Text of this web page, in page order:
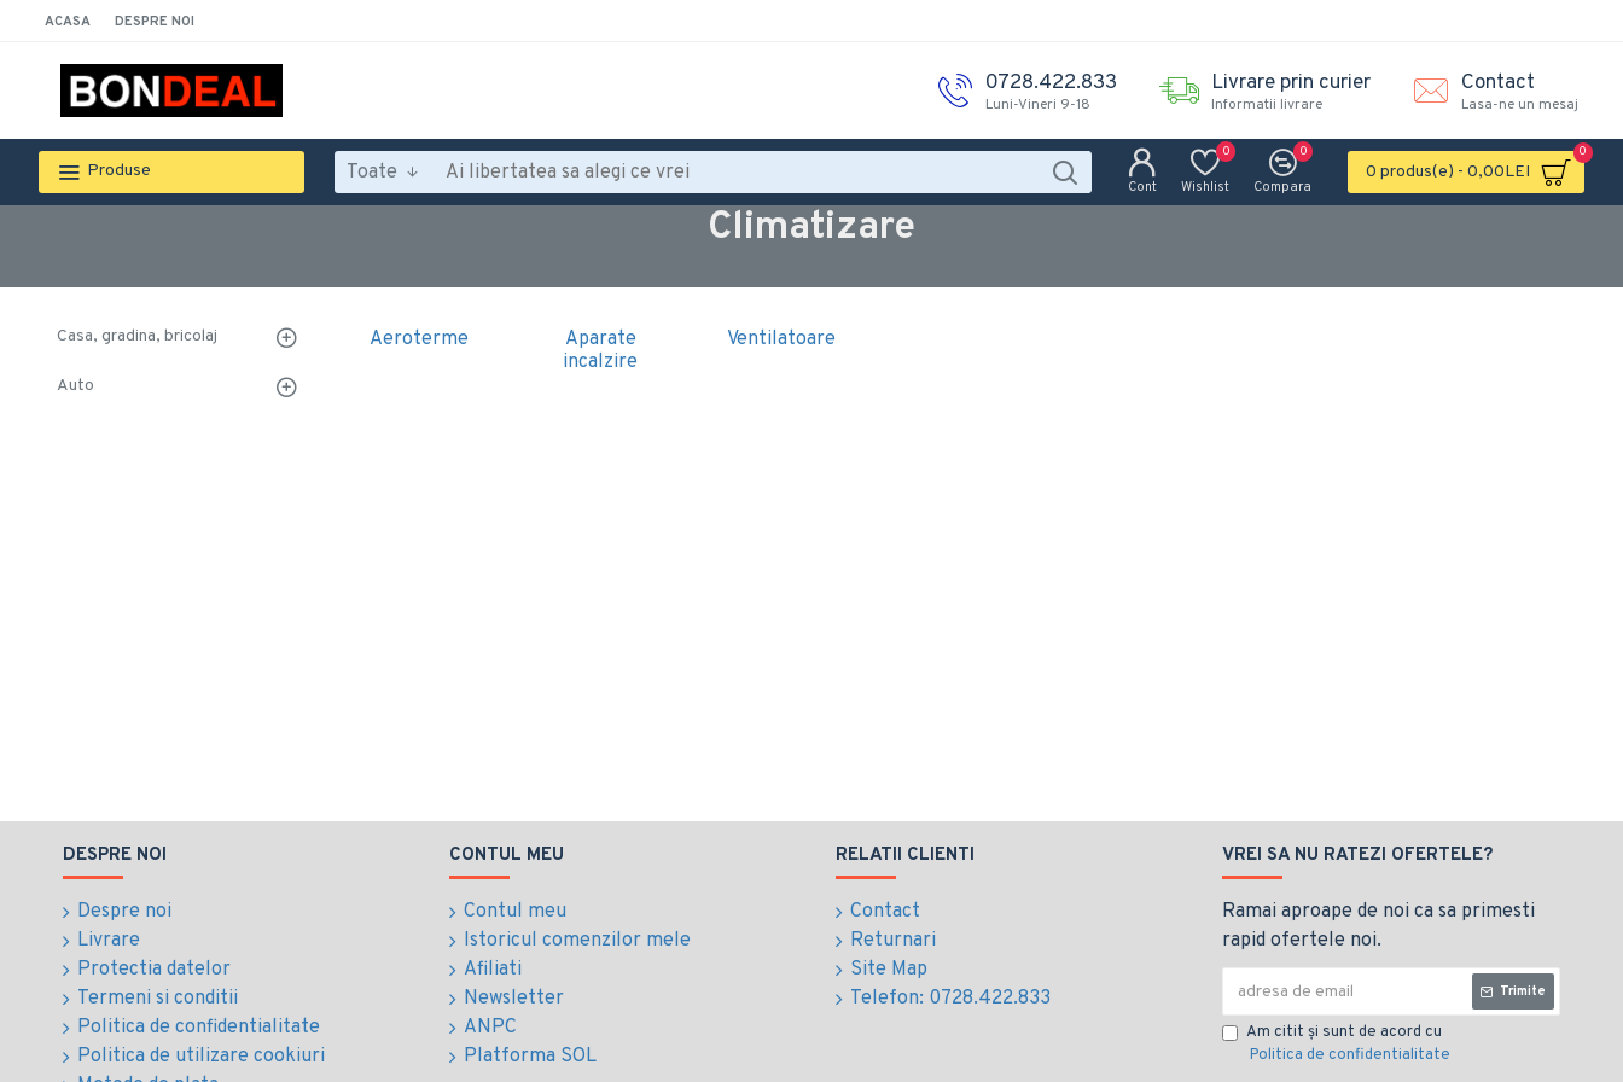
ACASA DESPRE NOI
0728.422.833
Luni-Vineri 9-18
Livrare prin curier
Informatii livrare
Contact
Lasa-ne un mesaj
Produse Toate
Cont Wishlist
0
Compara
0
0 produs(e) - 0,00LEI
0
Climatizare
Casa, gradina, bricolaj
Auto
Aeroterme
Aparate
incalzire
Ventilatoare
DESPRE NOI
Despre noi
Livrare
Protectia datelor
Termeni si conditii
Politica de confidentialitate
Politica de utilizare cookiuri
CONTUL MEU
Contul meu
Istoricul comenzilor mele
Afiliati
Newsletter
ANPC
Platforma SOL
RELATII CLIENTI
Contact
Returnari
Site Map
Telefon: 0728.422.833
VREI SA NU RATEZI OFERTELE?
Ramai aproape de noi ca sa primesti
rapid ofertele noi.
Trimite
Am citit şi sunt de acord cu
Politica de confidentialitate